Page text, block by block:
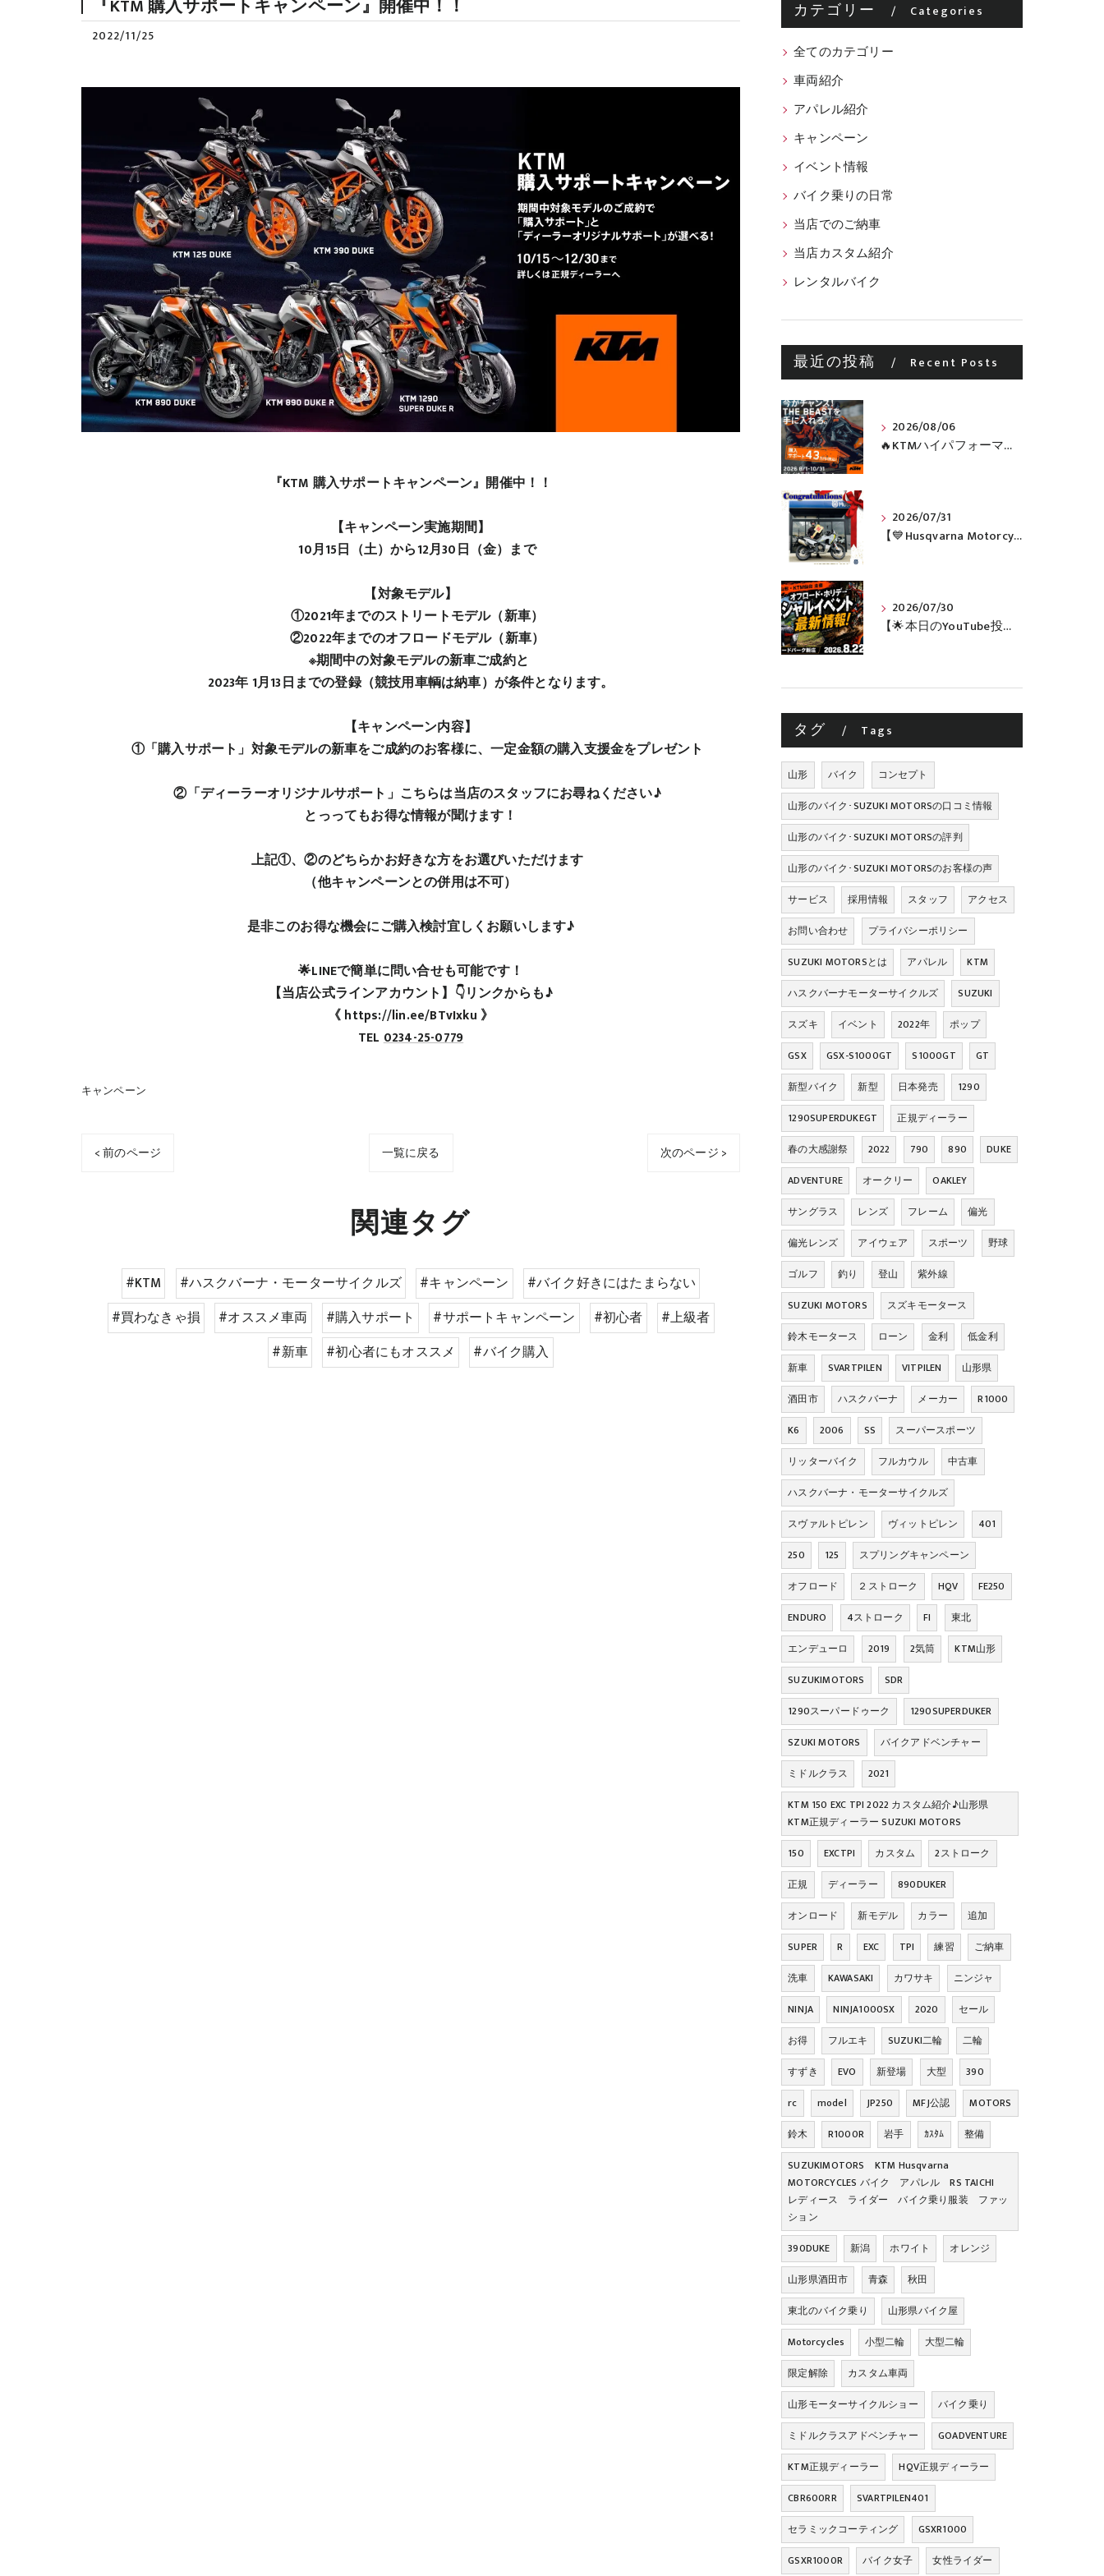
『KTM 購入サポートキャンペーン』開催中！！
2022/11/25
『KTM 購入サポートキャンペーン』開催中！！
【キャンペーン実施期間】
10月15日（土）から12月30日（金）まで
【対象モデル】
①2021年までのストリートモデル（新車）
②2022年までのオフロードモデル（新車）
※期間中の対象モデルの新車ご成約と
2023年 1月13日までの登録（競技用車輌は納車）が条件となります。
【キャンペーン内容】
①「購入サポート」対象モデルの新車をご成約のお客様に、一定金額の購入支援金をプレゼント
②「ディーラーオリジナルサポート」こちらは当店のスタッフにお尋ねください♪
とっってもお得な情報が聞けます！
上記①、②のどちらかお好きな方をお選びいただけます
（他キャンペーンとの併用は不可）
是非このお得な機会にご購入検討宜しくお願いします♪
🌟LINEで簡単に問い合せも可能です！
【当店公式ラインアカウント】👇リンクからも♪
《 https://lin.ee/BTvIxku 》
TEL 0234-25-0779
キャンペーン
< 前のページ 一覧に戻る 次のページ >
関連タグ
#KTM #ハスクバーナ・モーターサイクルズ #キャンペーン
#バイク好きにはたまらない
#買わなきゃ損
#オススメ車両 #購入サポート #サポートキャンペーン #初心者
#上級者
#新車
#初心者にもオススメ #バイク購入
カテゴリー Categories
全てのカテゴリー
車両紹介
アパレル紹介
キャンペーン
イベント情報
バイク乗りの日常
当店でのご納車
当店カスタム紹介
レンタルバイク
最近の投稿 Recent Posts
2026/08/06
🔥KTMハイパフォーマンスネイキッドがお得に手に入るチャンス🔥
2026/07/31
【💙Husqvarna Motorcycles / NORDEN 901💙】 ご納車おめでとうございます🎉✨
2026/07/30
【🌟本日のYouTube投稿完了🌟】 🔥田中太一さんをスペシャルゲストに🔥 8月22日(土)オフロード・ホリデー最新情報！！
タグ Tags
山形 バイク
コンセプト
山形のバイク･SUZUKI MOTORSの口コミ情報
山形のバイク･SUZUKI MOTORSの評判
山形のバイク･SUZUKI MOTORSのお客様の声
サービス
採用情報 スタッフ
アクセス
お問い合わせ
プライバシーポリシー
SUZUKI MOTORSとは
アパレル
KTM
ハスクバーナモーターサイクルズ
SUZUKI
スズキ
イベント 2022年
ポップ
GSX
GSX-S1000GT S1000GT
GT
新型バイク
新型 日本発売
1290
1290SUPERDUKEGT
正規ディーラー
春の大感謝祭
2022 790 890
DUKE
ADVENTURE
オークリー
OAKLEY
サングラス
レンズ フレーム
偏光
偏光レンズ
アイウェア スポーツ
野球
ゴルフ
釣り 登山
紫外線
SUZUKI MOTORS
スズキモータース
鈴木モータース
ローン 金利
低金利
新車
SVARTPILEN VITPILEN
山形県
酒田市
ハスクバーナ メーカー
R1000
K6
2006 SS
スーパースポーツ
リッターバイク
フルカウル
中古車
ハスクバーナ・モーターサイクルズ
スヴァルトピレン
ヴィットピレン
401
250
125
スプリングキャンペーン
オフロード
２ストローク HQV
FE250
ENDURO
4ストローク FI
東北
エンデューロ
2019 2気筒
KTM山形
SUZUKIMOTORS
SDR
1290スーパードゥーク
1290SUPERDUKER
SZUKI MOTORS
バイクアドベンチャー
ミドルクラス
2021
KTM 150 EXC TPI 2022 カスタム紹介♪山形県
KTM正規ディーラー SUZUKI MOTORS
150
EXCTPI カスタム
2ストローク
正規
ディーラー
890DUKER
オンロード
新モデル カラー
追加
SUPER
R EXC TPI 練習
ご納車
洗車
KAWASAKI カワサキ
ニンジャ
NINJA
NINJA1000SX 2020
セール
お得
フルエキ SUZUKI二輪
二輪
すずき
EVO 新登場 大型
390
rc
model JP250 MFJ公認
MOTORS
鈴木
R1000R 岩手 ｶｽﾀﾑ
整備
SUZUKIMOTORS KTM Husqvarna
MOTORCYCLES バイク アパレル RS TAICHI
レディース ライダー バイク乗り服装 ファッ
ション
390DUKE
新潟 ホワイト
オレンジ
山形県酒田市
青森
秋田
東北のバイク乗り
山形県バイク屋
Motorcycles
小型二輪
大型二輪
限定解除
カスタム車両
山形モーターサイクルショー
バイク乗り
ミドルクラスアドベンチャー
GOADVENTURE
KTM正規ディーラー
HQV正規ディーラー
CBR600RR
SVARTPILEN401
セラミックコーティング
GSXR1000
GSXR1000R
バイク女子 女性ライダー